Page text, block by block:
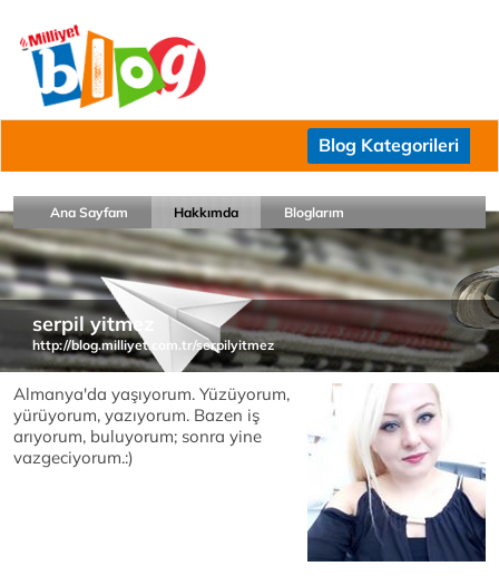
Blog Kategorileri
Ana Sayfam Hakkımda Bloglarım
serpil yitmez
http://blog.milliyet.com.tr/serpilyitmez
Almanya'da yaşıyorum. Yüzüyorum,
yürüyorum, yazıyorum. Bazen iş
arıyorum, buluyorum; sonra yine
vazgeciyorum.:)